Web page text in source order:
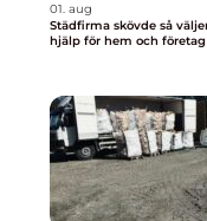
01. aug
Städfirma skövde så väljer du rätt
hjälp för hem och företag